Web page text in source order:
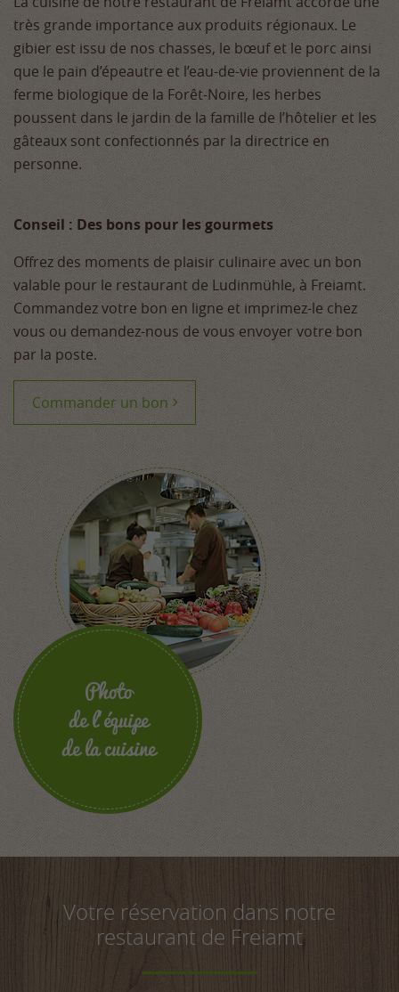
très grande importance aux produits régionaux. Le
gibier est issu de nos chasses, le bœuf et le porc ainsi
que le pain d’épeautre et l’eau-de-vie proviennent de la
ferme biologique de la Forêt-Noire, les herbes
poussent dans le jardin de la famille de l’hôtelier et les
gâteaux sont confectionnés par la directrice en
personne.
Conseil : Des bons pour les gourmets
Offrez des moments de plaisir culinaire avec un bon
valable pour le restaurant de Ludinmühle, à Freiamt.
Commandez votre bon en ligne et imprimez-le chez
vous ou demandez-nous de vous envoyer votre bon
par la poste.
Commander un bon
Photo
de l’équipe
de la cuisine
Votre réservation dans notre
restaurant de Freiamt